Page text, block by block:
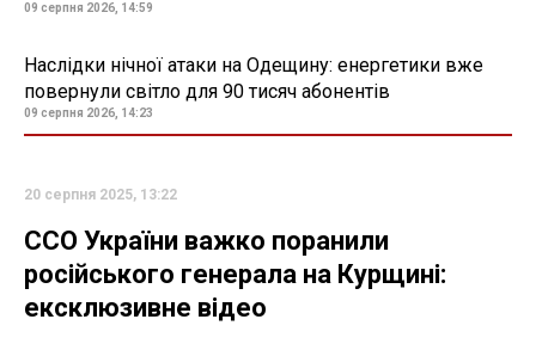
09 серпня 2026, 14:59
Наслідки нічної атаки на Одещину: енергетики вже
повернули світло для 90 тисяч абонентів
09 серпня 2026, 14:23
20 серпня 2025, 13:22
ССО України важко поранили
російського генерала на Курщині:
ексклюзивне відео